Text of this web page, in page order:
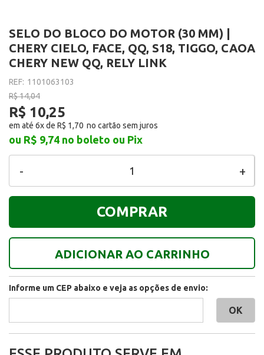
SELO DO BLOCO DO MOTOR (30 MM) |
CHERY CIELO, FACE, QQ, S18, TIGGO, CAOA
CHERY NEW QQ, RELY LINK
REF: 1101063103
R$ 14,04
R$ 10,25
em até 6x de R$ 1,70
ou R$ 9,74 no boleto ou Pix
+
-
ADICIONAR AO CARRINHO
COMPRAR
Informe um CEP abaixo e veja as opções de envio: